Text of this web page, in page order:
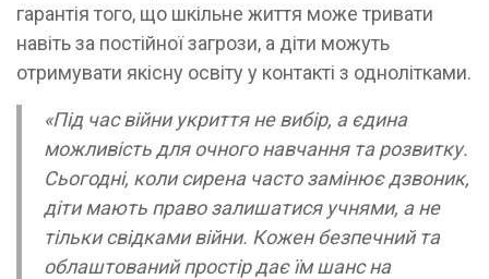
гарантія того, що шкільне життя може тривати
навіть за постійної загрози, а діти можуть
отримувати якісну освіту у контакті з однолітками.
«Під час війни укриття не вибір, а єдина
можливість для очного навчання та розвитку.
Сьогодні, коли сирена часто замінює дзвоник,
діти мають право залишатися учнями, а не
тільки свідками війни. Кожен безпечний та
облаштований простір дає їм шанс на